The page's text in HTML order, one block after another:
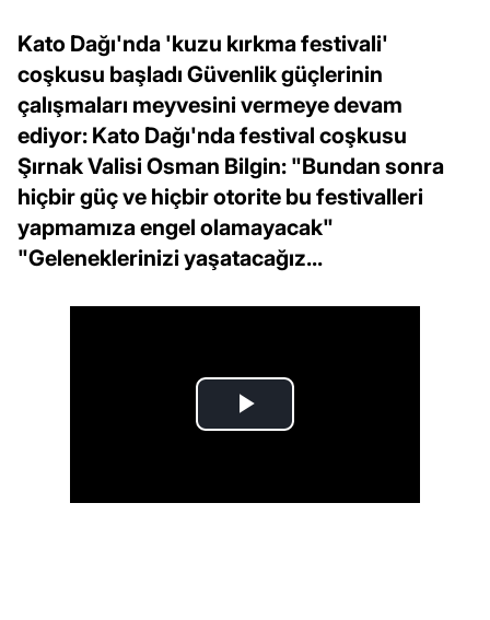
Kato Dağı'nda 'kuzu kırkma festivali'
coşkusu başladı Güvenlik güçlerinin
çalışmaları meyvesini vermeye devam
ediyor: Kato Dağı'nda festival coşkusu
Şırnak Valisi Osman Bilgin: "Bundan sonra
hiçbir güç ve hiçbir otorite bu festivalleri
yapmamıza engel olamayacak"
"Geleneklerinizi yaşatacağız...